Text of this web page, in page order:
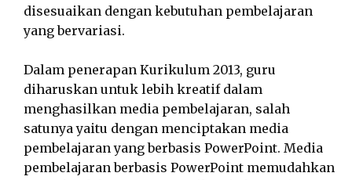
disesuaikan dengan kebutuhan pembelajaran
yang bervariasi.
Dalam penerapan Kurikulum 2013, guru
diharuskan untuk lebih kreatif dalam
menghasilkan media pembelajaran, salah
satunya yaitu dengan menciptakan media
pembelajaran yang berbasis PowerPoint. Media
pembelajaran berbasis PowerPoint memudahkan